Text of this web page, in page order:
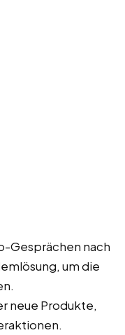
Gesprächen nach
um die
neue Produkte,